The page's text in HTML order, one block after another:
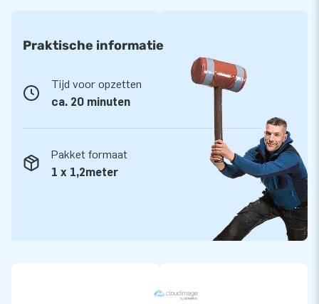
Praktische informatie
Tijd voor opzetten
ca. 20 minuten
Pakket formaat
1 x 1,2meter